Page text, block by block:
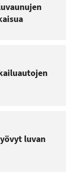
luvan